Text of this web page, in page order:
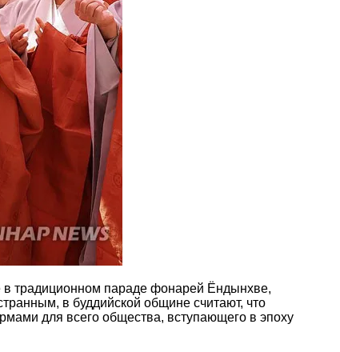
традиционном параде фонарей Ёндынхве,
в буддийской общине считают, что
для всего общества, вступающего в эпоху